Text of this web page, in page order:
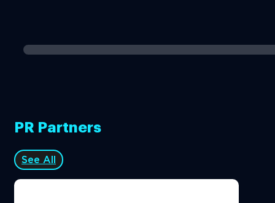
PR Partners
See All